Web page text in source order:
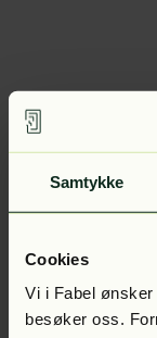
Samtykke
Cookies
Vi i Fabel
besøker oss.